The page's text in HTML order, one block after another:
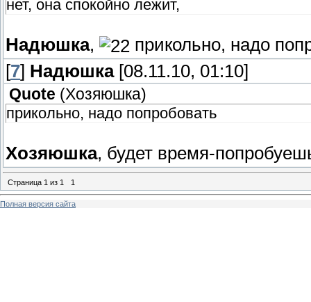
нет, она спокойно лежит,
Надюшка,
прикольно, надо
[7] Надюшка[08.11.10, 01:10]
Quote (Хозяюшка)
прикольно, надо попробовать
Хозяюшка, будет время-
Страница 1 из 1 1
Полная версия сайта